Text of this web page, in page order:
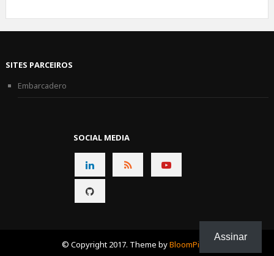
SITES PARCEIROS
Embarcadero
SOCIAL MEDIA
CONNECT
ON
CONNECT
ON
© Copyright 2017. Theme byBloomPixel
Assinar